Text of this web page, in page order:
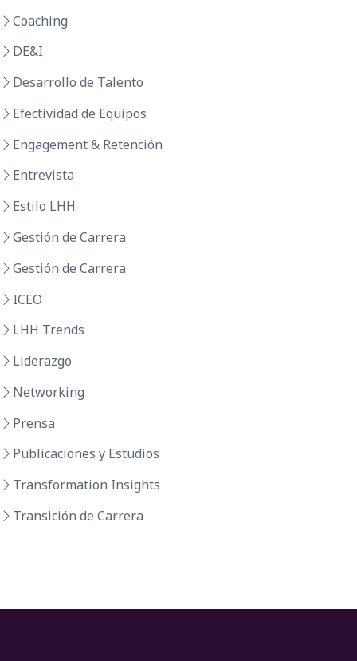
Coaching
DE&I
Desarrollo de Talento
Efectividad de Equipos
Engagement & Retención
Entrevista
Estilo LHH
Gestión de Carrera
Gestión de Carrera
ICEO
LHH Trends
Liderazgo
Networking
Prensa
Publicaciones y Estudios
Transformation Insights
Transición de Carrera